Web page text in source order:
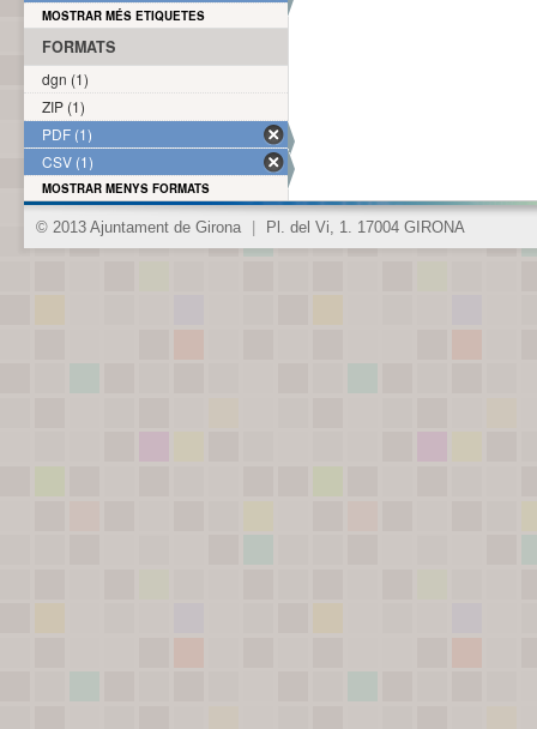
MOSTRAR MÉS ETIQUETES
FORMATS
dgn (1)
ZIP (1)
PDF (1)
CSV (1)
MOSTRAR MENYS FORMATS
© 2013 Ajuntament de Girona Pl. del Vi, 1. 17004 GIRONA